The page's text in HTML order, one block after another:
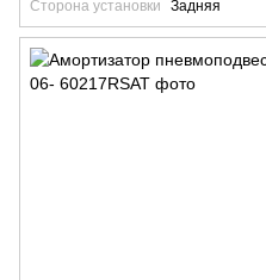
Сторона установки Задняя